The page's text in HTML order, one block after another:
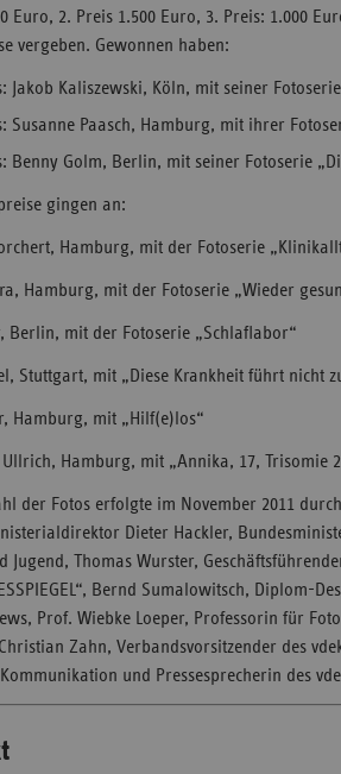
Euro, 2. Preis 1.500 Euro, 3. Preis: 1.000
vergeben. Gewonnen haben:
Jakob Kaliszewski, Köln, mit seiner
Susanne Paasch, Hamburg, mit ihrer
Benny Golm, Berlin, mit seiner Fotoserie
gingen an:
Hamburg, mit der Fotoserie
Hamburg, mit der Fotoserie „Wieder
Berlin, mit der Fotoserie „Schlaflabor“
Stuttgart, mit „Diese Krankheit führt nicht
Hamburg, mit „Hilf(e)los“
Hamburg, mit „Annika, 17, Trisomie
der Fotos erfolgte im November 2011
Dieter Hackler,
Jugend, Thomas Wurster,
Bernd Sumalowitsch, Diplom-
Prof. Wiebke Loeper, Professorin für
Zahn, Verbandsvorsitzender des
und Pressesprecherin des